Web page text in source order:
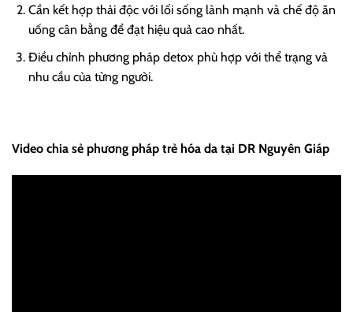
Cần kết hợp thải độc với lối sống lành mạnh và chế độ ăn
uống cân bằng để đạt hiệu quả cao nhất.
Điều chỉnh phương pháp detox phù hợp với thể trạng và
nhu cầu của từng người.
Video chia sẻ phương pháp trẻ hóa da tại DR Nguyên Giáp